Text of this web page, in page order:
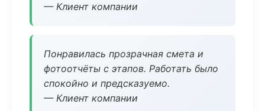
— Клиент компании
Понравилась прозрачная смета и
фотоотчёты с этапов. Работать было
спокойно и предсказуемо.
— Клиент компании